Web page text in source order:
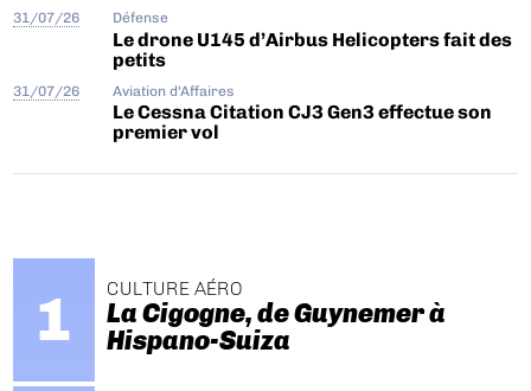
31/07/26 Défense
Le drone U145 d’Airbus Helicopters fait des
petits
31/07/26 Aviation d'Affaires
Le Cessna Citation CJ3 Gen3 effectue son
premier vol
CULTURE AÉRO
La Cigogne, de Guynemer à
Hispano-Suiza